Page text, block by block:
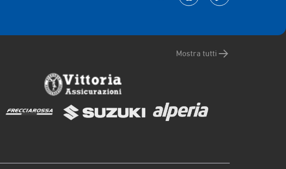
Mostra tutti